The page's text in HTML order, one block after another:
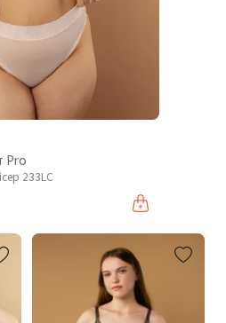
Pro
233LC